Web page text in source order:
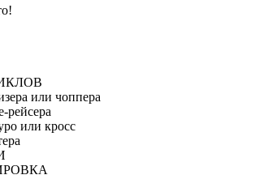
или чоппера
рейсера
или кросс